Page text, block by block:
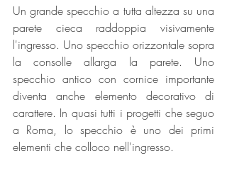
Un grande specchio a tutta altezza su una
parete cieca raddoppia visivamente
l'ingresso. Uno specchio orizzontale sopra
la consolle allarga la parete. Uno
specchio antico con cornice importante
diventa anche elemento decorativo di
carattere. In quasi tutti i progetti che seguo
a Roma, lo specchio è uno dei primi
elementi che colloco nell'ingresso.